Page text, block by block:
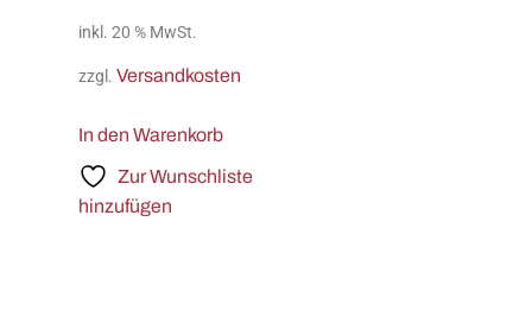
inkl. 20 % MwSt.
zzgl. Versandkosten
In den Warenkorb
Zur Wunschliste
hinzufügen